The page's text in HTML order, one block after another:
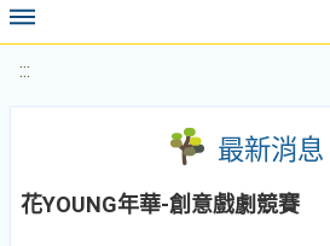
:::
最新消息
花YOUNG年華-創意戲劇競賽